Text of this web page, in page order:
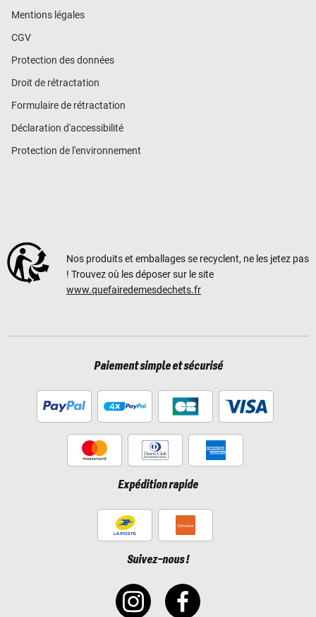
Mentions légales
CGV
Protection des données
Droit de rétractation
Formulaire de rétractation
Déclaration d'accessibilité
Protection de l'environnement
Nos produits et emballages se recyclent, ne les jetez pas
! Trouvez où les déposer sur le site
www.quefairedemesdechets.fr
Paiement simple et sécurisé
Expédition rapide
Suivez-nous !